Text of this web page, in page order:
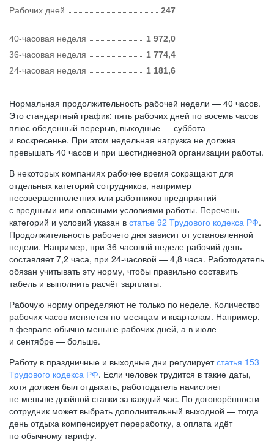
Рабочих дней 247
40-часовая неделя
1 972,0
36-часовая неделя
1 774,4
24-часовая неделя
1 181,6
Нормальная продолжительность рабочей недели — 40 часов.
Это стандартный график: пять рабочих дней по восемь часов
плюс обеденный перерыв, выходные — суббота
и воскресенье. При этом недельная нагрузка не должна
превышать 40 часов и при шестидневной организации работы.
В некоторых компаниях рабочее время сокращают для
отдельных категорий сотрудников, например
несовершеннолетних или работников предприятий
с вредными или опасными условиями работы. Перечень
категорий и условий указан в статье 92 Трудового кодекса РФ.
Продолжительность рабочего дня зависит от установленной
недели. Например, при 36-часовой неделе рабочий день
составляет 7,2 часа, при 24-часовой — 4,8 часа. Работодатель
обязан учитывать эту норму, чтобы правильно составить
табель и выполнить расчёт зарплаты.
Рабочую норму определяют не только по неделе. Количество
рабочих часов меняется по месяцам и кварталам. Например,
в феврале обычно меньше рабочих дней, а в июле
и сентябре — больше.
Работу в праздничные и выходные дни регулируетстатья 153
Трудового кодекса РФ. Если человек трудится в такие даты,
хотя должен был отдыхать, работодатель начисляет
не меньше двойной ставки за каждый час. По договорённости
сотрудник может выбрать дополнительный выходной — тогда
день отдыха компенсирует переработку, а оплата идёт
по обычному тарифу.